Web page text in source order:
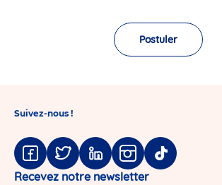
Postuler
Suivez-nous !
Facebook
TwitterLinkedinInstagram
Tiktok
Recevez notre newsletter